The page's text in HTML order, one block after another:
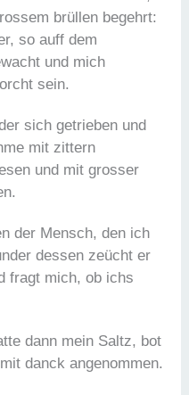
brüllen begehrt:
so auff dem
und mich
sein.
sich getrieben und
mit zittern
und mit grosser
der Mensch, den ich
dessen zeücht er
fragt mich, ob ichs
dann mein Saltz, bot
danck angenommen.